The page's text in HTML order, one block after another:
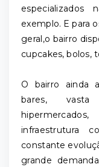
especializados
exemplo. E para
geral,o bairro
cupcakes, bolos,
O bairro ainda
bares,
infraestrutura
constante
grande